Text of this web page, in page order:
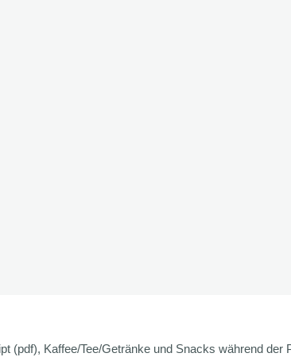
(pdf), Kaffee/Tee/Getränke und Snacks während